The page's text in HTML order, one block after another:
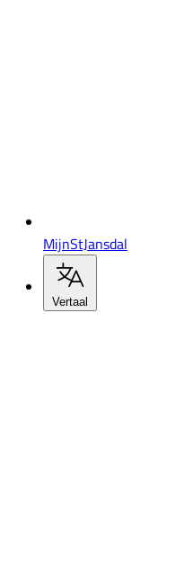
MijnStJansdal
Vertaal